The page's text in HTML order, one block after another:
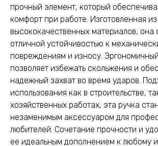
прочный элемент, который
комфорт при работе. Изготовленная из
высококачественных материалов, она
отличной устойчивостью к
повреждениям и износу.
позволяет избежать скольжения и
надежный захват во время ударов.
использования как в строительстве,
хозяйственных работах, эта ручка
незаменимым аксессуаром для
любителей. Сочетание прочности и
ее идеальным дополнением к любому